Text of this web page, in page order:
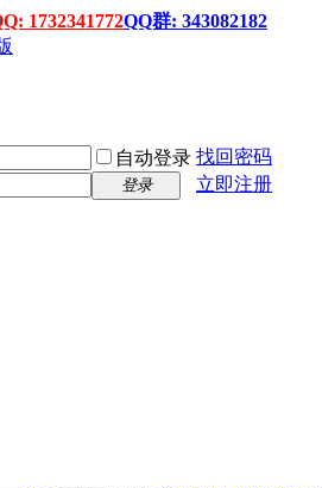
1732341772QQ群: 343082182
自动登录 找回密码
登录
立即注册